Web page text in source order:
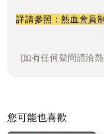
詳請參照：熱血會員
[如有任何疑問請洽
您可能也喜歡